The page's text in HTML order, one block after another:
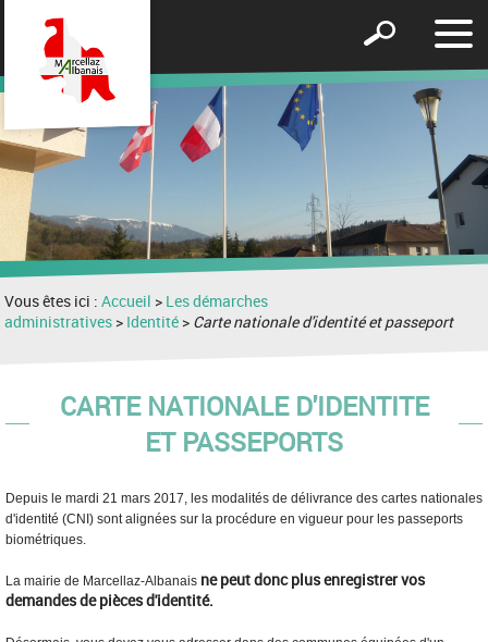
le
Afficher
formulaire
recherche
Vous êtes ici :Accueil > Les démarches
administratives > Identité > Carte nationale d'identité et passeport
CARTE NATIONALE D'IDENTITE
ET PASSEPORTS
Depuis le mardi 21 mars 2017, les modalités de délivrance des cartes nationales
d'identité (CNI) sont alignées sur la procédure en vigueur pour les passeports
biométriques.
La mairie de Marcellaz-Albanais ne peut donc plus enregistrer vos
demandes de pièces d'identité.